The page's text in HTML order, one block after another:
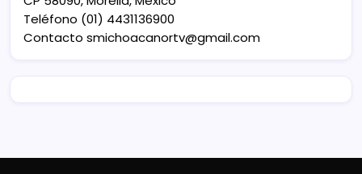
Teléfono (01) 4431136900
Contacto smichoacanortv@gmail.com